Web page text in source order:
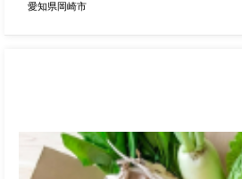
愛知県岡崎市